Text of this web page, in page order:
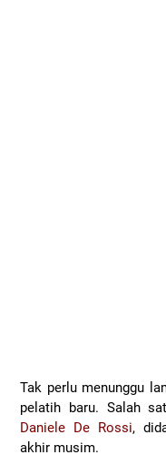
Tak perlu menunggu
pelatih baru. Salah
Daniele De Rossi,
akhir musim.